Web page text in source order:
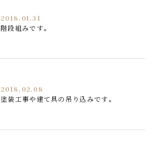
2018.01.31
階段組みです。
2018.02.08
塗装工事や建て具の吊り込みです。